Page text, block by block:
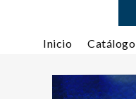
Inicio Catálogo